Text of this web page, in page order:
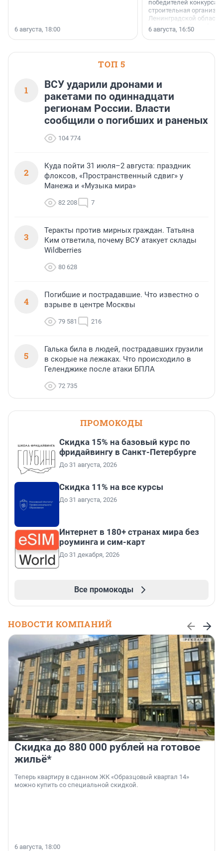
6 августа, 18:00
победителей конкурса
строительная
Ленинградской области
номинации «Самый
застройщик
области».
6 августа, 16:50
ТОП 5
1
ВСУ ударили дронами и
ракетами по одиннадцати
регионам России. Власти
сообщили о погибших и раненых
104 774
2
Куда пойти 31 июля–2 августа: праздник
флоксов, «Пространственный сдвиг» у
Манежа и «Музыка мира»
82 208 7
3
Теракты против мирных граждан. Татьяна
Ким ответила, почему ВСУ атакует склады
Wildberries
80 628
4
Погибшие и пострадавшие. Что известно о
взрыве в центре Москвы
79 581 216
5
Галька била в людей, пострадавших грузили
в скорые на лежаках. Что происходило в
Геленджике после атаки БПЛА
72 735
ПРОМОКОДЫ
Скидка 15% на базовый курс по
фридайвингу в Санкт-Петербурге
До 31 августа, 2026
Скидка 11% на все курсы
До 31 августа, 2026
Интернет в 180+ странах мира без
роуминга и сим-карт
До 31 декабря, 2026
Все промокоды
НОВОСТИ КОМПАНИЙ
Скидка до 880 000 рублей на готовое
жильё*
Теперь квартиру в сданном ЖК «Образцовый квартал 14»
можно купить со специальной скидкой.
6 августа, 18:00